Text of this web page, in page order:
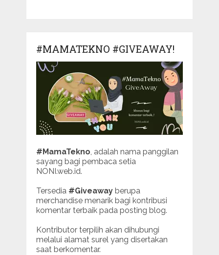
#MAMATEKNO #GIVEAWAY!
#MamaTekno, adalah nama panggilan
sayang bagi pembaca setia
NONI.web.id.
Tersedia #Giveawayberupa
merchandise menarik bagi kontribusi
komentar terbaik pada posting blog.
Kontributor terpilih akan dihubungi
melalui alamat surel yang disertakan
saat berkomentar.